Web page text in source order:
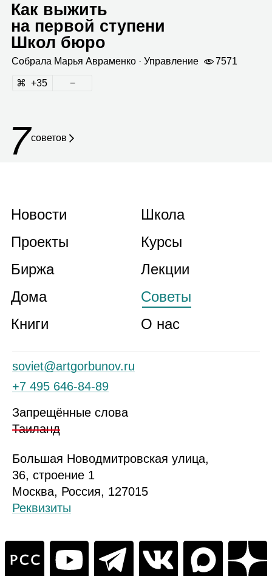
Как выжить
на первой ступени
Школ бюро
Собрала Марья Авра­менко· Управ­ле­ние 7571
35
7советов
Новости
Проекты
Биржа
Дома
Книги
Школа
Курсы
Лекции
Советы
О нас
soviet@artgorbunov.ru
+7 495 646‑84‑89
Запрещённые слова
Таиланд
Большая Новодмитровская улица,
36, строение 1
Москва, Россия, 127015
Реквизиты